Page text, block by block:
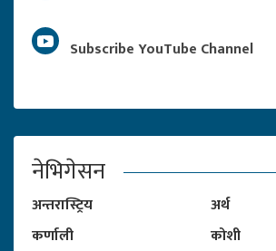
Subscribe YouTube Channel
नेभिगेसन
अन्तरास्ट्रिय
अर्थ
कर्णाली
कोशी